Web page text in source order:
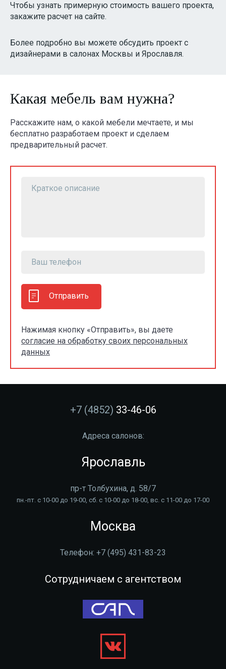
Чтобы узнать примерную стоимость вашего проекта,
закажите расчет на сайте.
Более подробно вы можете обсудить проект с
дизайнерами в салонах Москвы и Ярославля.
Отправить
Нажимая кнопку «Отправить», вы даете
согласие на обработку своих персональных
данных
Какая мебель вам нужна?
Расскажите нам, о какой мебели мечтаете, и мы
бесплатно разработаем проект и сделаем
предварительный расчет.
+7 (4852) 33-46-06
Адреса салонов:
Ярославль
пр-т Толбухина, д. 58/7
пн.-пт. с 10-00 до 19-00, сб. с 10-00 до 18-00, вс. с 11-00 до 17-00
Москва
Телефон: +7 (495) 431-83-23
Сотрудничаем с агентством